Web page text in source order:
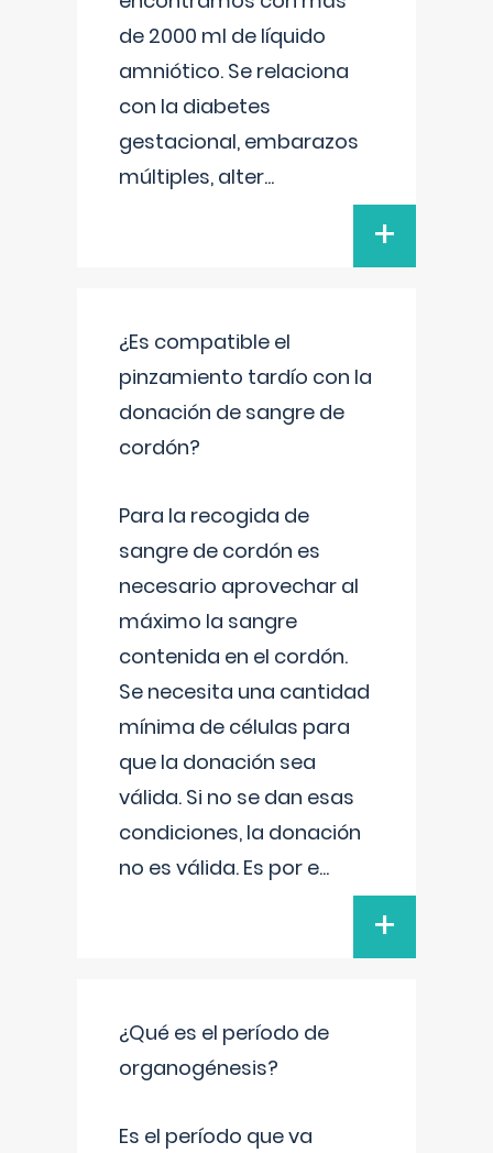
de 2000 ml de líquido
amniótico. Se relaciona
con la diabetes
gestacional, embarazos
múltiples, alter...
+
¿Es compatible el
pinzamiento tardío con la
donación de sangre de
cordón?
Para la recogida de
sangre de cordón es
necesario aprovechar al
máximo la sangre
contenida en el cordón.
Se necesita una cantidad
mínima de células para
que la donación sea
válida. Si no se dan esas
condiciones, la donación
no es válida. Es por e...
+
¿Qué es el período de
organogénesis?
Es el período que va